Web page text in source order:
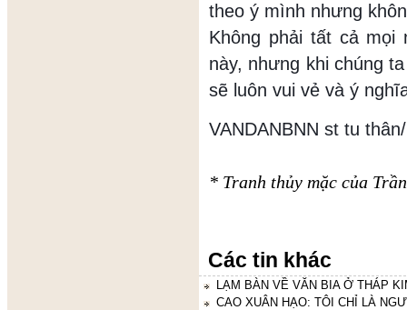
theo ý mình nhưng
Không phải tất cả
này, nhưng khi chúng
sẽ luôn vui vẻ và ý
VANDANBNN st tu
* Tranh thủy mặc của
Các tin khác
LẠM BÀN VỀ VĂN BIA Ở THÁP
CAO XUÂN HẠO: TÔI CHỈ LÀ